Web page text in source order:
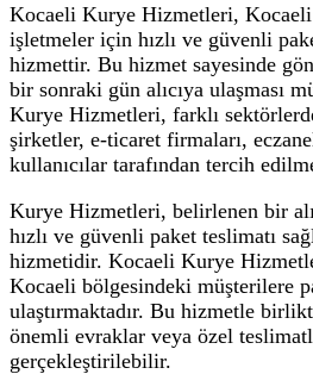
Kocaeli Kurye Hizmetleri,
işletmeler için hızlı ve güvenli
hizmettir. Bu hizmet sayesinde
bir sonraki gün alıcıya ulaşması
Kurye Hizmetleri, farklı
şirketler, e-ticaret firmaları,
kullanıcılar tarafından tercih
Kurye Hizmetleri, belirlenen bir
hızlı ve güvenli paket teslimatı
hizmetidir. Kocaeli Kurye
Kocaeli bölgesindeki müşterilere
ulaştırmaktadır. Bu hizmetle
önemli evraklar veya özel
gerçekleştirilebilir.